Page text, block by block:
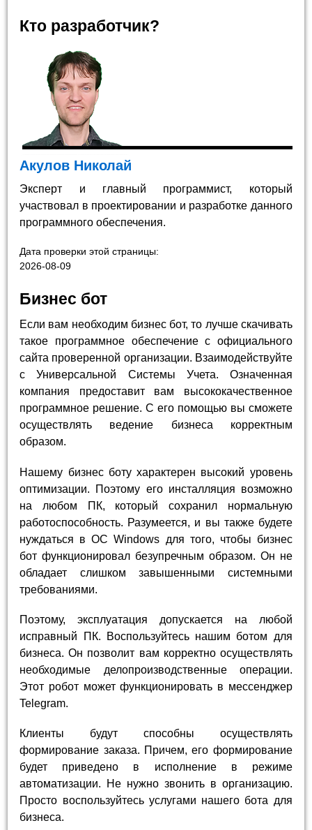
Кто разработчик?
Акулов Николай
Эксперт и главный программист, который
участвовал в проектировании и разработке данного
программного обеспечения.
Дата проверки этой страницы:
2026-08-09
Бизнес бот
Если вам необходим бизнес бот, то лучше скачивать
такое программное обеспечение с официального
сайта проверенной организации. Взаимодействуйте
с Универсальной Системы Учета. Означенная
компания предоставит вам высококачественное
программное решение. С его помощью вы сможете
осуществлять ведение бизнеса корректным
образом.
Нашему бизнес боту характерен высокий уровень
оптимизации. Поэтому его инсталляция возможно
на любом ПК, который сохранил нормальную
работоспособность. Разумеется, и вы также будете
нуждаться в ОС Windows для того, чтобы бизнес
бот функционировал безупречным образом. Он не
обладает слишком завышенными системными
требованиями.
Поэтому, эксплуатация допускается на любой
исправный ПК. Воспользуйтесь нашим ботом для
бизнеса. Он позволит вам корректно осуществлять
необходимые делопроизводственные операции.
Этот робот может функционировать в мессенджер
Telegram.
Клиенты будут способны осуществлять
формирование заказа. Причем, его формирование
будет приведено в исполнение в режиме
автоматизации. Не нужно звонить в организацию.
Просто воспользуйтесь услугами нашего бота для
бизнеса.